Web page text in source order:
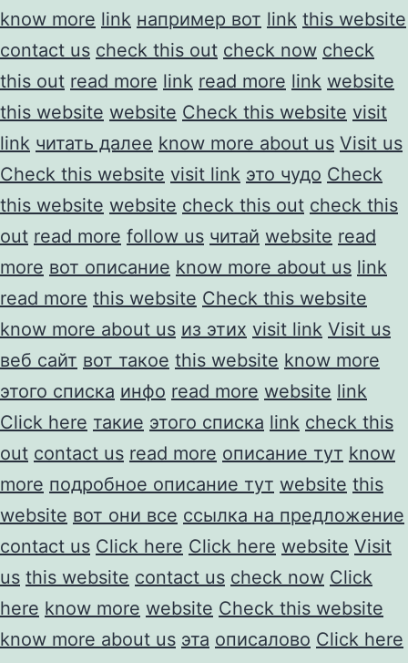
know more link например вот link this website
contact us check this out check now check
this out read more link read more link website
this website website Check this website visit
link читать далее know more about us Visit us
Check this website visit link это чудо Check
this website website check this out check this
out read more follow us читай website read
more вот описание know more about us link
read more this website Check this website
know more about us из этих visit link Visit us
веб сайт вот такое this website know more
этого списка инфо read more website link
Click here такие этого списка link check this
out contact us read more описание тут know
more подробное описание тут website this
website вот они все ссылка на предложение
contact us Click here Click here website Visit
us this website contact us check now Click
here know more website Check this website
know more about us эта описалово Click here